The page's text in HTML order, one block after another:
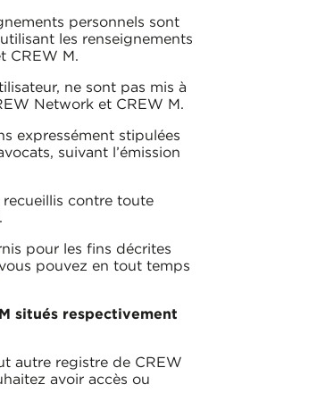
personnels sont
les renseignements
CREW M.
ne sont pas mis à
Network et CREW M.
expressément stipulées
suivant l’émission
contre toute
pour les fins décrites
pouvez en tout temps
situés respectivement
autre registre de CREW
avoir accès ou